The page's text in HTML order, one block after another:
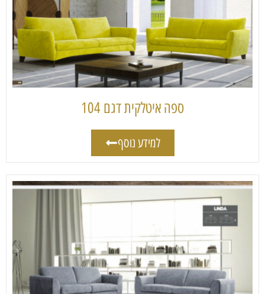
ספה איטלקית דגם 104
למידע נוסף